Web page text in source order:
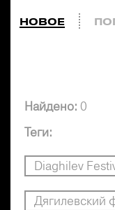
НОВОЕ
Найдено: 0
Теги:
Diaghilev
Дягилевский